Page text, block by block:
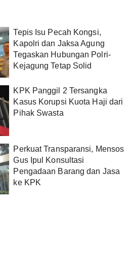
Tepis Isu Pecah Kongsi,
Kapolri dan Jaksa Agung
Tegaskan Hubungan Polri-
Kejagung Tetap Solid
KPK Panggil 2 Tersangka
Kasus Korupsi Kuota Haji dari
Pihak Swasta
Perkuat Transparansi, Mensos
Gus Ipul Konsultasi
Pengadaan Barang dan Jasa
ke KPK